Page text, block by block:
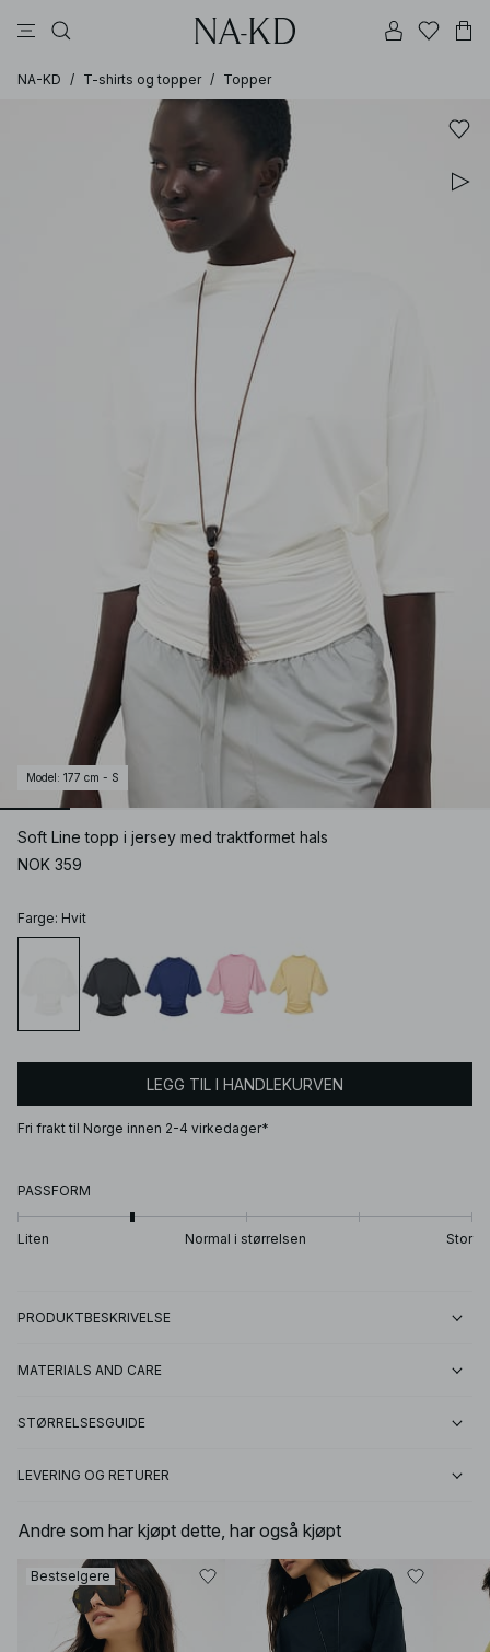
NA-KD / T-shirts og topper / Topper
Model : 177 cm - S
Soft Line topp i jersey med traktformet hals
NOK 359
Farge: Hvit
LEGG TIL I HANDLEKURVEN
Fri frakt til Norge innen 2-4 virkedager*
PASSFORM
Liten Normal i størrelsen Stor
PRODUKTBESKRIVELSE
MATERIALS AND CARE
STØRRELSESGUIDE
LEVERING OG RETURER
Andre som har kjøpt dette, har også kjøpt
Bestselgere